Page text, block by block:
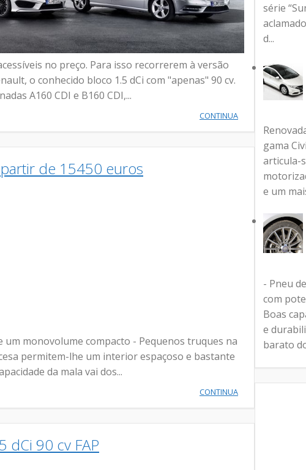
no preço. Para isso recorrerem à versão
o conhecido bloco 1.5 dCi com "apenas" 90 cv.
A160 CDI e B160 CDI,...
CONTINUA
partir de 15450 euros
monovolume compacto - Pequenos truques na
permitem-lhe um interior espaçoso e bastante
da mala vai dos...
CONTINUA
dCi 90 cv FAP
série
d...
gama
articula-
e um
- Pneu
com
Boas
e
barato